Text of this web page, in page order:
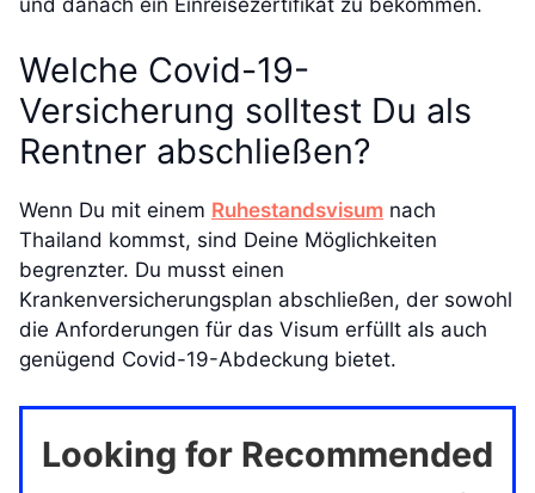
Welche Covid-19-
Versicherung solltest Du als
Rentner abschließen?
Wenn Du mit einem Ruhestandsvisum nach
Thailand kommst, sind Deine Möglichkeiten
begrenzter. Du musst einen
Krankenversicherungsplan abschließen, der sowohl
die Anforderungen für das Visum erfüllt als auch
genügend Covid-19-Abdeckung bietet.
Looking for Recommended